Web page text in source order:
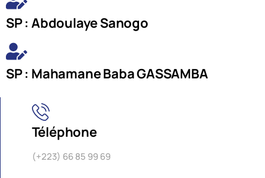
SP : Abdoulaye Sanogo
SP : Mahamane Baba GASSAMBA
Téléphone
(+223) 66 85 99 69